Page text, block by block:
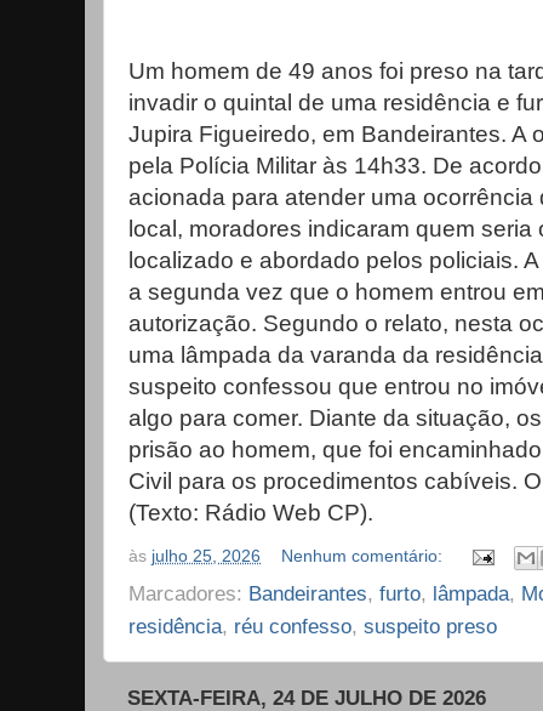
Um homem de 49 anos foi preso na
invadir o quintal de uma residência e
Jupira Figueiredo, em Bandeirantes. A
pela Polícia Militar às 14h33. De
acionada para atender uma ocorrência
local, moradores indicaram quem seria
localizado e abordado pelos policiais.
a segunda vez que o homem entrou
autorização. Segundo o relato, nesta
uma lâmpada da varanda da
suspeito confessou que entrou no
algo para comer. Diante da situação,
prisão ao homem, que foi
Civil para os procedimentos cabíveis.
(Texto: Rádio Web CP).
às julho 25, 2026 Nenhum comentário:
Marcadores: Bandeirantes, furto, lâmpada,
residência, réu confesso, suspeito preso
SEXTA-FEIRA, 24 DE JULHO DE 2026